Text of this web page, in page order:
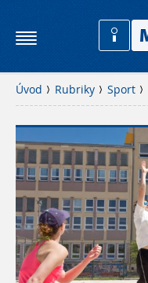
Úvod Rubriky Sport